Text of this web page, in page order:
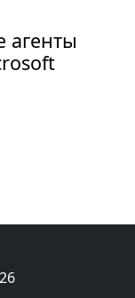
агенты